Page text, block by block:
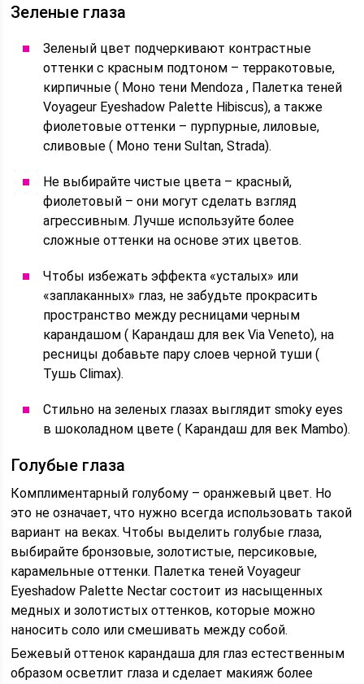
Зеленые глаза
Зеленый цвет подчеркивают контрастные
оттенки с красным подтоном – терракотовые,
кирпичные ( Моно тени Mendoza , Палетка теней
Voyageur Eyeshadow Palette Hibiscus), а также
фиолетовые оттенки – пурпурные, лиловые,
сливовые ( Моно тени Sultan, Strada).
Не выбирайте чистые цвета – красный,
фиолетовый – они могут сделать взгляд
агрессивным. Лучше используйте более
сложные оттенки на основе этих цветов.
Чтобы избежать эффекта «усталых» или
«заплаканных» глаз, не забудьте прокрасить
пространство между ресницами черным
карандашом ( Карандаш для век Via Veneto), на
ресницы добавьте пару слоев черной туши (
Тушь Climax).
Cтильно на зеленых глазах выглядит smoky eyes
в шоколадном цвете ( Карандаш для век Mambo).
Голубые глаза
Комплиментарный голубому – оранжевый цвет. Но
это не означает, что нужно всегда использовать такой
вариант на веках. Чтобы выделить голубые глаза,
выбирайте бронзовые, золотистые, персиковые,
карамельные оттенки. Палетка теней Voyageur
Eyeshadow Palette Nectar состоит из насыщенных
медных и золотистых оттенков, которые можно
наносить соло или смешивать между собой.
Бежевый оттенок карандаша для глаз естественным
образом осветлит глаза и сделает макияж более